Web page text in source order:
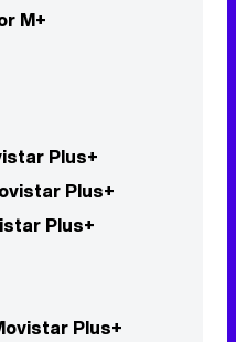
M+
Plus+
Plus+
Plus+
Plus+